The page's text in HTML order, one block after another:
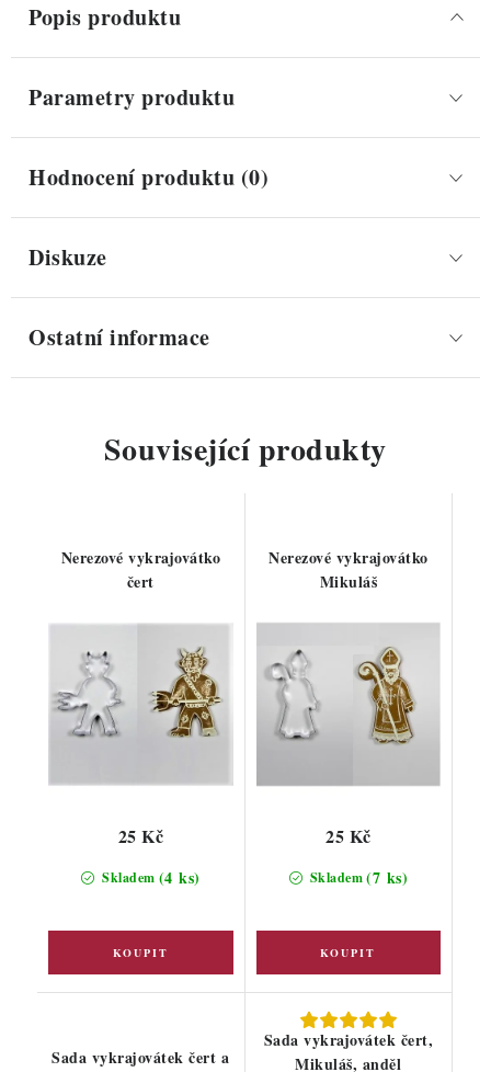
Popis produktu
Parametry produktu
Hodnocení produktu (0)
Diskuze
Ostatní informace
Související produkty
Nerezové vykrajovátko
čert
Skladem (4 ks)
25 Kč
Nerezové vykrajovátko
Mikuláš
Skladem(7 ks)
25 Kč
Sada vykrajovátek čert a
Sada vykrajovátek čert,
Mikuláš, anděl